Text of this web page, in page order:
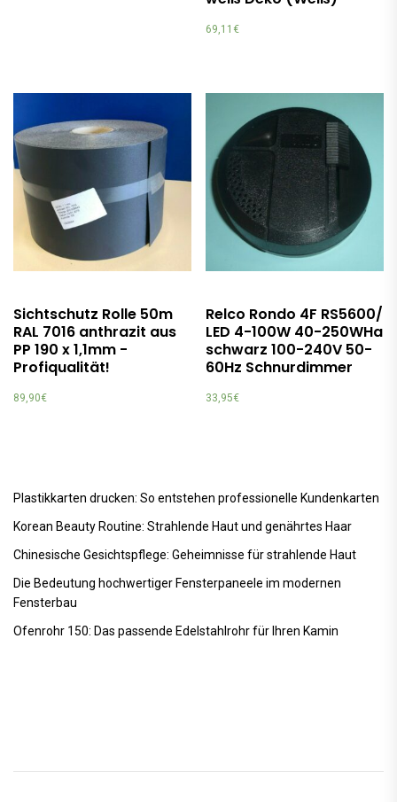
69,11 €
Sichtschutz Rolle 50m
RAL 7016 anthrazit aus
PP 190 x 1,1mm -
Profiqualität!
89,90€
Relco Rondo 4F RS5600/
LED 4-100W 40-250WHa
schwarz 100-240V 50-
60Hz Schnurdimmer
33,95€
Plastikkarten drucken: So entstehen professionelle Kundenkarten
Korean Beauty Routine: Strahlende Haut und genährtes Haar
Chinesische Gesichtspflege: Geheimnisse für strahlende Haut
Die Bedeutung hochwertiger Fensterpaneele im modernen
Fensterbau
Ofenrohr 150: Das passende Edelstahlrohr für Ihren Kamin